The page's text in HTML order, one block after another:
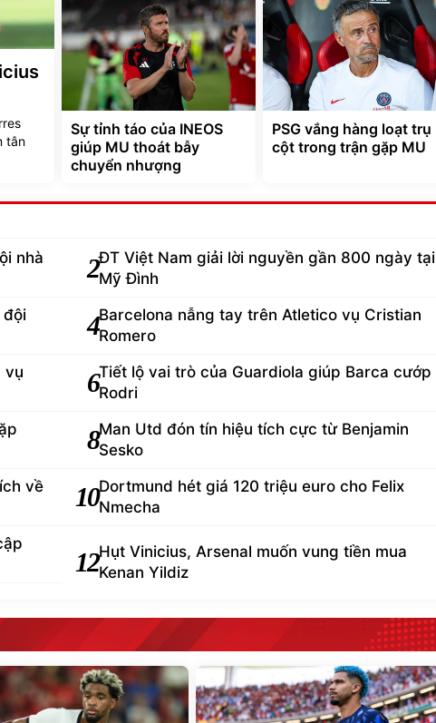
tân
Sự tỉnh táo của INEOS
giúp MU thoát bẫy
chuyển nhượng
PSG vắng hàng loạt trụ
cột trong trận gặp MU
nhà
2ĐT Việt Nam giải lời nguyền gần 800 ngày tại
Mỹ Đình
đội
4Barcelona nẫng tay trên Atletico vụ Cristian
Romero
vụ
6Tiết lộ vai trò của Guardiola giúp Barca cướp
Rodri
8Man Utd đón tín hiệu tích cực từ Benjamin
Sesko
về
10Dortmund hét giá 120 triệu euro cho Felix
Nmecha
12Hụt Vinicius, Arsenal muốn vung tiền mua
Kenan Yildiz